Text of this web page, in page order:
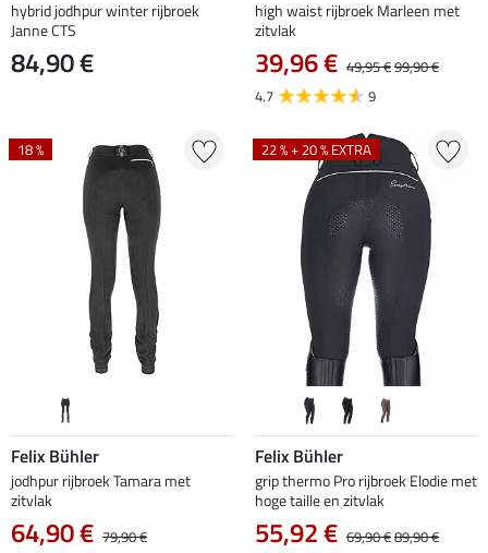
hybrid jodhpur winter rijbroek
Janne CTS
84,90 €
high waist rijbroek Marleen met
zitvlak
39,96 € 49,95 €99,90 €
4.7
9
18 %
Felix Bühler
jodhpur rijbroek Tamara met
zitvlak
64,90 € 79,90 €
22 % + 20 % EXTRA
Felix Bühler
grip thermo Pro rijbroek Elodie met
hoge taille en zitvlak
55,92 € 69,90 €89,90 €